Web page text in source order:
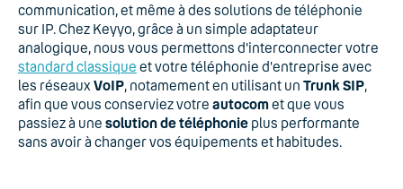
communication, et même à des solutions de téléphonie
sur IP. Chez Keyyo, grâce à un simple adaptateur
analogique, nous vous permettons d'interconnecter votre
standard classique et votre téléphonie d'entreprise avec
les réseaux VoIP, notamement en utilisant un Trunk SIP,
afin que vous conserviez votre autocom et que vous
passiez à une solution de téléphonie plus performante
sans avoir à changer vos équipements et habitudes.